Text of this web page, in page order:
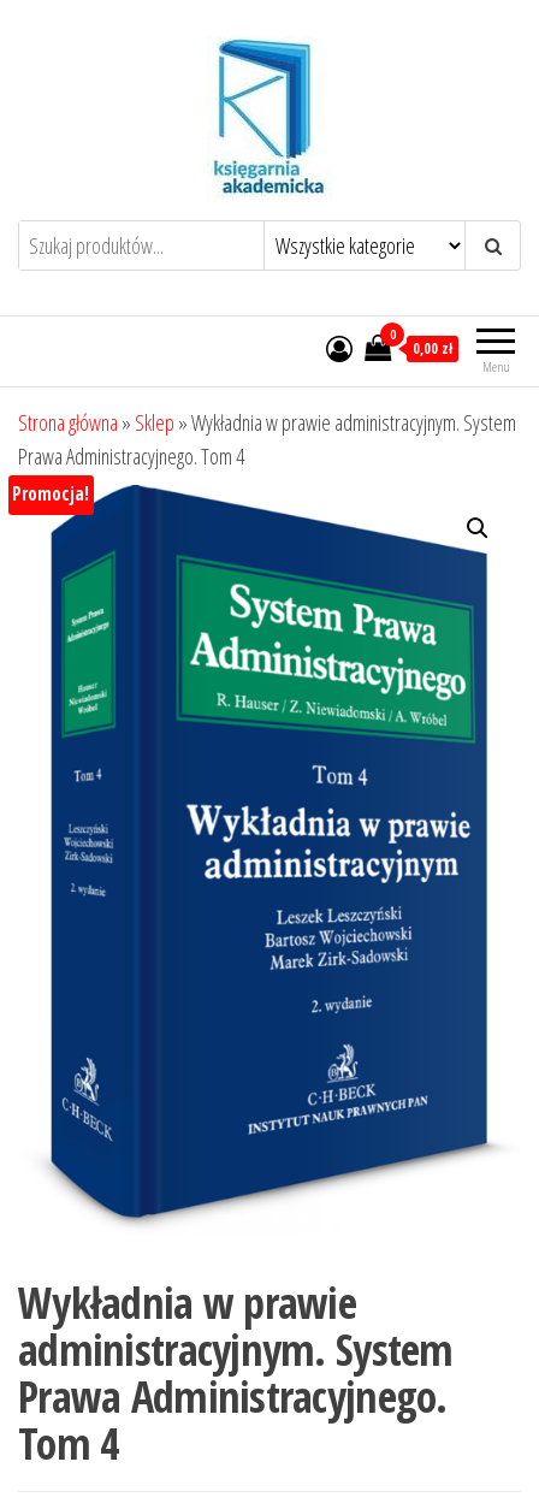
Menu
0
0,00 zł
Strona główna » Sklep »Wykładnia w prawie administracyjnym. System
Prawa Administracyjnego. Tom 4
Promocja!
Wykładnia w prawie
administracyjnym. System
Prawa Administracyjnego.
Tom 4